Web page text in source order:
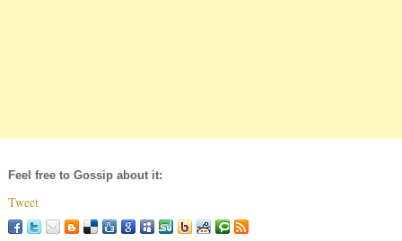
Feel free to Gossip about it:
Tweet